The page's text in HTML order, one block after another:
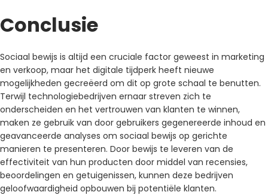
Conclusie
Sociaal bewijs is altijd een cruciale factor geweest in marketing
en verkoop, maar het digitale tijdperk heeft nieuwe
mogelijkheden gecreëerd om dit op grote schaal te benutten.
Terwijl technologiebedrijven ernaar streven zich te
onderscheiden en het vertrouwen van klanten te winnen,
maken ze gebruik van door gebruikers gegenereerde inhoud en
geavanceerde analyses om sociaal bewijs op gerichte
manieren te presenteren. Door bewijs te leveren van de
effectiviteit van hun producten door middel van recensies,
beoordelingen en getuigenissen, kunnen deze bedrijven
geloofwaardigheid opbouwen bij potentiële klanten.